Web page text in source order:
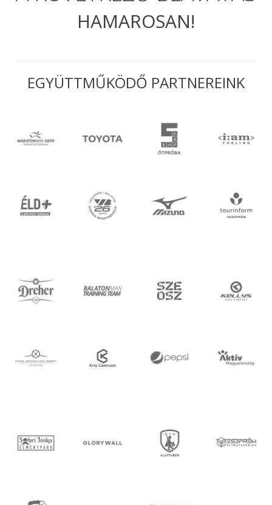
HAMAROSAN!
EGYÜTTMŰKÖDŐ PARTNEREINK